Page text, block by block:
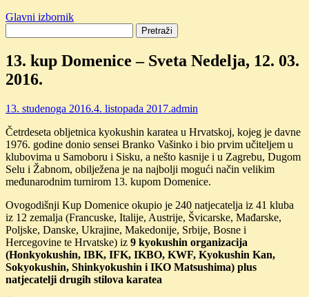
Glavni izbornik
13. kup Domenice – Sveta Nedelja, 12. 03.
2016.
13. studenoga 2016.4. listopada 2017.admin
Četrdeseta obljetnica kyokushin karatea u Hrvatskoj, kojeg je davne
1976. godine donio sensei Branko Vašinko i bio prvim učiteljem u
klubovima u Samoboru i Sisku, a nešto kasnije i u Zagrebu, Dugom
Selu i Žabnom, obilježena je na najbolji mogući način velikim
međunarodnim turnirom 13. kupom Domenice.
Ovogodišnji Kup Domenice okupio je 240 natjecatelja iz 41 kluba
iz 12 zemalja (Francuske, Italije, Austrije, Švicarske, Mađarske,
Poljske, Danske, Ukrajine, Makedonije, Srbije, Bosne i
Hercegovine te Hrvatske) iz 9 kyokushin organizacija
(Honkyokushin, IBK, IFK, IKBO, KWF, Kyokushin Kan,
Sokyokushin, Shinkyokushin i IKO Matsushima) plus
natjecatelji drugih stilova karatea